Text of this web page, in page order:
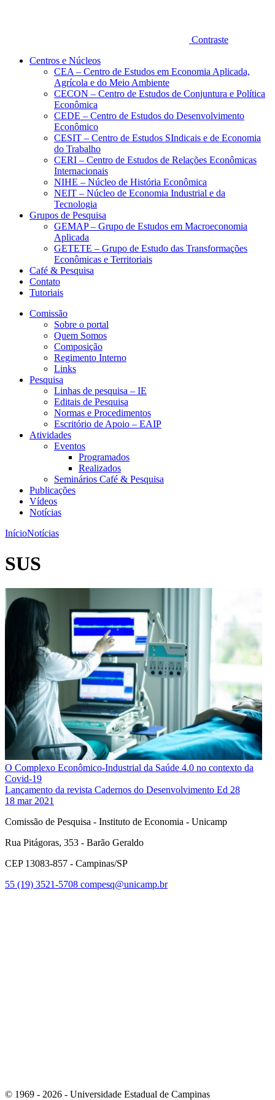
Contraste
Centros e Núcleos
CEA – Centro de Estudos em Economia Aplicada,
Agrícola e do Meio Ambiente
CECON – Centro de Estudos de Conjuntura e Política
Econômica
CEDE – Centro de Estudos do Desenvolvimento
Econômico
CESIT – Centro de Estudos SIndicais e de Economia
do Trabalho
CERI – Centro de Estudos de Relações Econômicas
Internacionais
NIHE – Núcleo de História Econômica
NEIT – Núcleo de Economia Industrial e da
Tecnologia
Grupos de Pesquisa
GEMAP – Grupo de Estudos em Macroeconomia
Aplicada
GETETE – Grupo de Estudo das Transformações
Econômicas e Territoriais
Café & Pesquisa
Contato
Tutoriais
Comissão
Sobre o portal
Quem Somos
Composição
Regimento Interno
Links
Pesquisa
Linhas de pesquisa – IE
Editais de Pesquisa
Normas e Procedimentos
Escritório de Apoio – EAIP
Atividades
Eventos
Programados
Realizados
Seminários Café & Pesquisa
Publicações
Vídeos
Notícias
InícioNotícias
SUS
O Complexo Econômico-Industrial da Saúde 4.0 no contexto da
Covid-19
Lançamento da revista Cadernos do Desenvolvimento Ed 28
18 mar 2021
Comissão de Pesquisa - Instituto de Economia - Unicamp
Rua Pitágoras, 353 - Barão Geraldo
CEP 13083-857 - Campinas/SP
55 (19) 3521-5708 compesq@unicamp.br
© 1969 - 2026 - Universidade Estadual de Campinas